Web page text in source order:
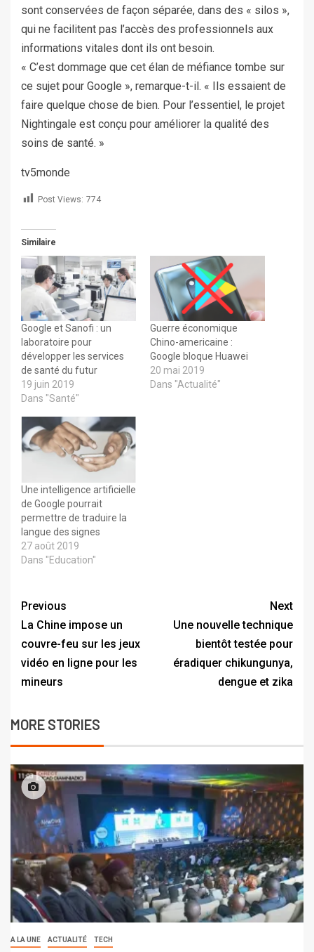
sont conservées de façon séparée, dans des « silos »,
qui ne facilitent pas l’accès des professionnels aux
informations vitales dont ils ont besoin.
« C’est dommage que cet élan de méfiance tombe sur
ce sujet pour Google », remarque-t-il. « Ils essaient de
faire quelque chose de bien. Pour l’essentiel, le projet
Nightingale est conçu pour améliorer la qualité des
soins de santé. »
tv5monde
Post Views: 774
Similaire
Google et Sanofi : un
laboratoire pour
développer les services
de santé du futur
19 juin 2019
Dans "Santé"
Guerre économique
Chino-americaine :
Google bloque Huawei
20 mai 2019
Dans "Actualité"
Une intelligence artificielle
de Google pourrait
permettre de traduire la
langue des signes
27 août 2019
Dans "Education"
Previous
La Chine impose un
couvre-feu sur les jeux
vidéo en ligne pour les
mineurs
Next
Une nouvelle technique
bientôt testée pour
éradiquer chikungunya,
dengue et zika
MORE STORIES
A LA UNE ACTUALITÉ TECH